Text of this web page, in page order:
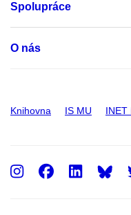
Spolupráce
O nás
Knihovna IS MU INET
Instagram